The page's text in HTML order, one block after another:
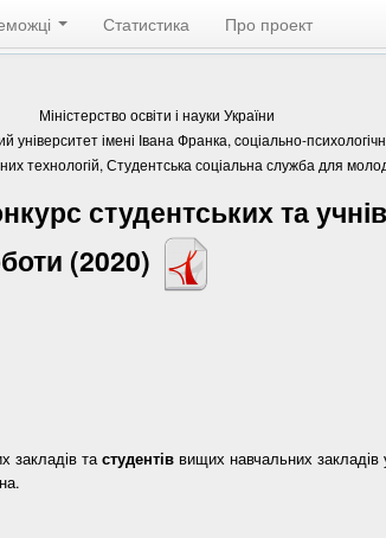
Статистика Про проект
Міністерство освіти і науки України
імені Івана Франка, cоціально-
технологій, Студентська соціальна служба для
студентських та
(2020)
закладів тастудентів вищих навчальних закладів